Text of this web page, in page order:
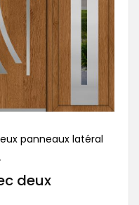
panneaux latéral
deux